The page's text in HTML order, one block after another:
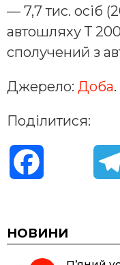
— 7,7 тис. осіб
автошляху Т
сполучений з
Джерело: Доба.
Поділитися:
c
НОВИНИ